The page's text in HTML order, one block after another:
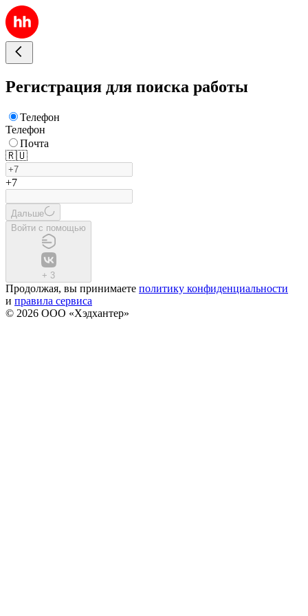
Регистрация для поиска работы
Телефон
Телефон
Почта
🇷🇺
+7
Дальше
Войти с помощью
+ 3
Продолжая, вы принимаете политику конфиденциальности
и правила сервиса
© 2026 ООО «Хэдхантер»